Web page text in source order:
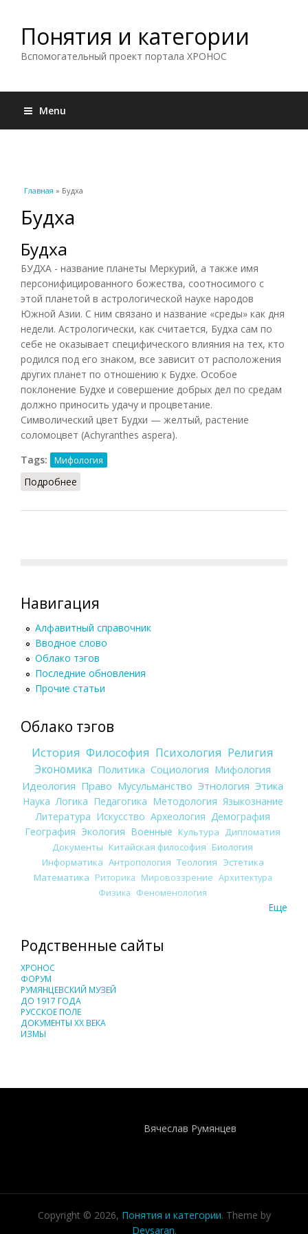
Понятия и категории
Вспомогательный проект портала ХРОНОС
Menu
Вы здесь
Главная » Будха
Будха
Будха
БУДХА - название планеты Меркурий, а также имя
персонифицированного божества, соотносимого с
этой планетой в астрологической науке народов
Южной Азии. С ним связано и название «среды» как дня
недели. Астрологически, как считается, Будха сам по
себе не оказывает специфического влияния на тех, кто
родился под его знаком, все зависит от расположения
других планет по отношению к Будхе. Особое
поклонение Будхе и совершение добрых дел по средам
должно приносить удачу и процветание.
Символический цвет Будхи — желтый, растение
соломоцвет (Achyranthes aspera).
Tags:
Мифология
Подробнее
Навигация
Алфавитный справочник
Вводное слово
Облако тэгов
Последние обновления
Прочие статьи
Облако тэгов
История Философия Психология Религия
Экономика Политика Социология Мифология
Идеология Право Мусульманство Этнология Этика
Наука Логика Педагогика Методология Языкознание
Литература Искусство Археология Демография
География Экология Военные Культура
Дипломатия
Документы Китайская философия Биология
Информатика Антропология Теология Эстетика
Математика Риторика Мировоззрение Архитектура
Физика Феноменология
Еще
Родственные сайты
ХРОНОС
ФОРУМ
РУМЯНЦЕВСКИЙ МУЗЕЙ
ДО 1917 ГОДА
РУССКОЕ ПОЛЕ
ДОКУМЕНТЫ XX ВЕКА
ИЗМЫ
Вячеслав Румянцев
Copyright © 2026, Понятия и категории. Theme by
Devsaran.